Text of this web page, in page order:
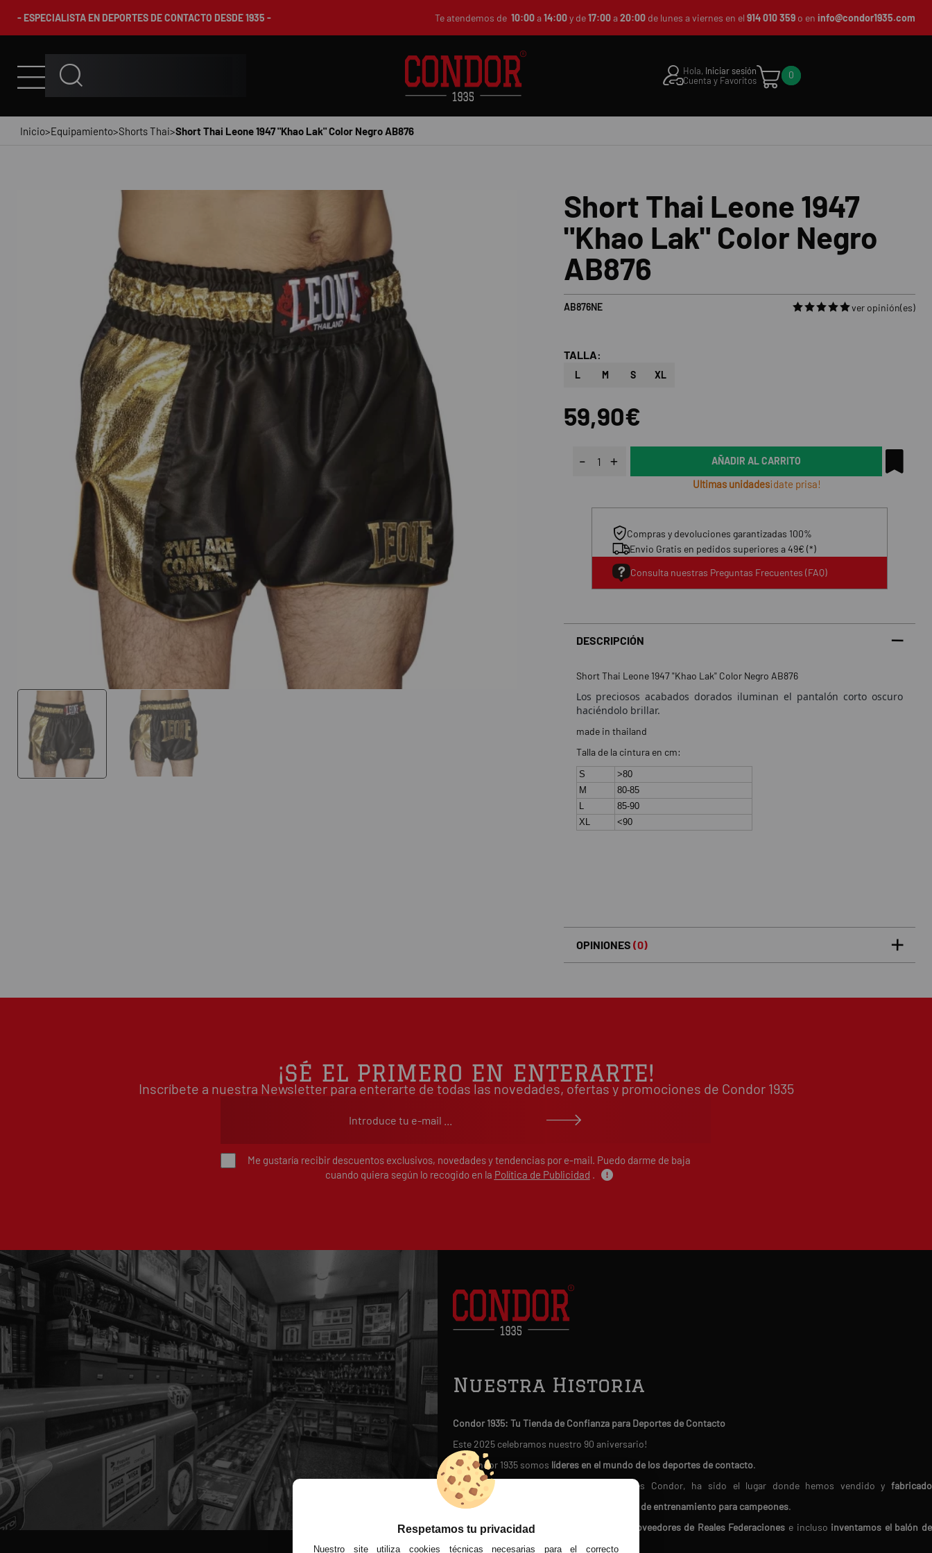
- ESPECIALISTA EN DEPORTES DE CONTACTO DESDE 1935 - Te atendemos de 10:00a14:00y de17:00a20:00de lunes a viernes en el 914 010 359o en info@condor1935.com
Hola, Iniciar sesión
Cuenta y Favoritos
0
Inicio>Equipamiento>Shorts Thai>Short Thai Leone 1947 "Khao Lak" Color Negro AB876
Short Thai Leone 1947
"Khao Lak" Color Negro
AB876
AB876NE ver opinión(es)
TALLA:
L M S XL
59,90€
AÑADIR AL CARRITO
Ultimas unidades¡date prisa!
Compras y devoluciones garantizadas 100%
Envio Gratis en pedidos superiores a 49€ (*)
Consulta nuestras Preguntas Frecuentes (FAQ)
DESCRIPCIÓN
Short Thai Leone 1947 "Khao Lak" Color Negro AB876
Los preciosos acabados dorados iluminan el pantalón corto oscuro
haciéndolo brillar.
made in thailand
Talla de la cintura en cm:
S
>80
M
80-85
L
85-90
XL
<90
OPINIONES (0)
5 estrellas
0%
Escribe tu opinión sobre este artículo
¡SÉ EL PRIMERO EN ENTERARTE!
Inscríbete a nuestra Newsletter para enterarte de todas las novedades, ofertas y promociones de Condor 1935
Me gustaría recibir descuentos exclusivos, novedades y tendencias por e-mail. Puedo darme de baja
cuando quiera según lo recogido en la Política de Publicidad .
Nuestra Historia
Condor 1935: Tu Tienda de Confianza para Deportes de Contacto
Este 2025 celebramos nuestro 90 aniversario!
En Condor 1935 somos líderes en el mundo de los deportes de contacto.
Nuestra legendaria tienda física, Deportes Condor, ha sido el lugar donde hemos vendido y fabricado
artesanalmente guantes de boxeo y material de entrenamiento para campeones.
Nuestra historia nos avala: hemos sido
proveedores de Reales Federaciones e incluso inventamos el balón de
fútbol moderno en 1950.
Respetamos tu privacidad
Nuestro site utiliza cookies técnicas necesarias para el correcto